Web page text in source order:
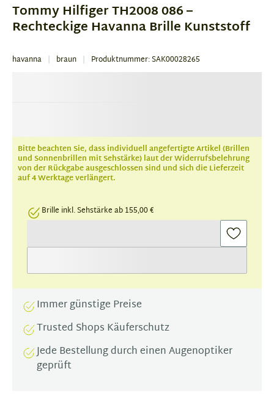
4
Tommy Hilfiger TH2008 086 –
Rechteckige Havanna Brille Kunststoff
havanna braun Produktnummer: SAK00028265
Bitte beachten Sie, dass individuell angefertigte Artikel (Brillen
und Sonnenbrillen mit Sehstärke) laut der Widerrufsbelehrung
von der Rückgabe ausgeschlossen sind und sich die Lieferzeit
auf 4 Werktage verlängert.
Brille inkl. Sehstärke ab 155,00 €
Immer günstige Preise
Trusted Shops Käuferschutz
Jede Bestellung durch einen Augenoptiker
geprüft